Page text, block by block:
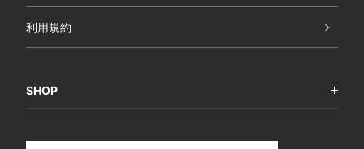
利用規約
SHOP